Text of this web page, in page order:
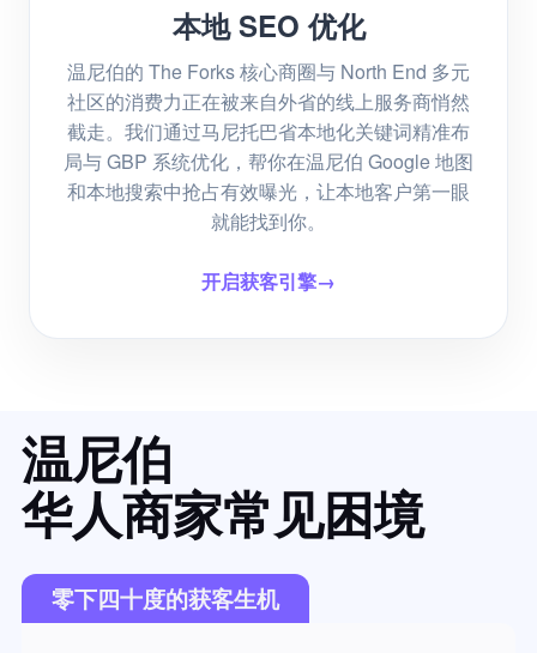
本地 SEO 优化
温尼伯的 The Forks 核心商圈与 North End 多元
社区的消费力正在被来自外省的线上服务商悄然
截走。我们通过马尼托巴省本地化关键词精准布
局与 GBP 系统优化，帮你在温尼伯 Google 地图
和本地搜索中抢占有效曝光，让本地客户第一眼
就能找到你。
开启获客引擎→
温尼伯
华人商家常见困境
零下四十度的获客生机